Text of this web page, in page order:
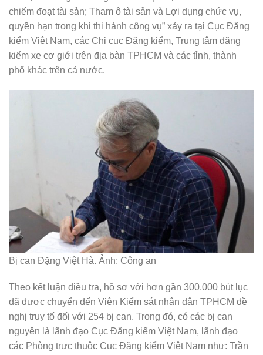
chiếm đoạt tài sản; Tham ô tài sản và Lợi dụng chức vụ,
quyền hạn trong khi thi hành công vụ” xảy ra tại Cục Đăng
kiểm Việt Nam, các Chi cục Đăng kiểm, Trung tâm đăng
kiểm xe cơ giới trên địa bàn TPHCM và các tỉnh, thành
phố khác trên cả nước.
Bị can Đặng Việt Hà. Ảnh: Công an
Theo kết luận điều tra, hồ sơ với hơn gần 300.000 bút lục
đã được chuyển đến Viện Kiểm sát nhân dân TPHCM đề
nghị truy tố đối với 254 bị can. Trong đó, có các bị can
nguyên là lãnh đạo Cục Đăng kiểm Việt Nam, lãnh đạo
các Phòng trực thuộc Cục Đăng kiểm Việt Nam như: Trần